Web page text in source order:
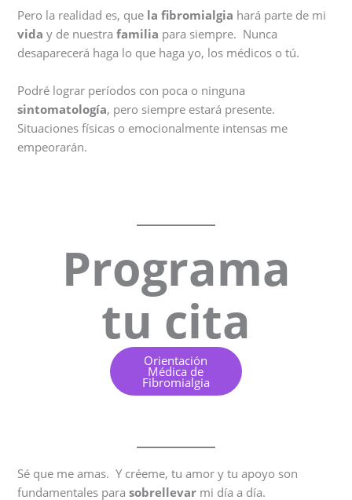
Pero la realidad es, que la fibromialgia hará parte de mi
vida y de nuestrafamilia para siempre. Nunca
desaparecerá haga lo que haga yo, los médicos o tú.
Podré lograr períodos con poca o ninguna
sintomatología, pero siempre estará presente.
Situaciones físicas o emocionalmente intensas me
empeorarán.
Programa
tu cita
Orientación
Médica de
Fibromialgia
Sé que me amas. Y créeme, tu amor y tu apoyo son
fundamentales parasobrellevar mi día a día.